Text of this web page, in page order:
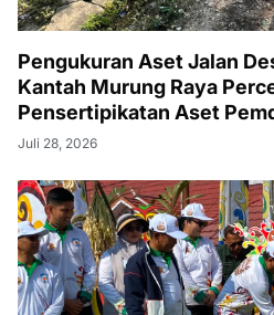
Pengukuran Aset Jalan
Kantah Murung Raya
Pensertipikatan Aset
Juli 28, 2026